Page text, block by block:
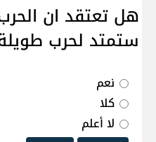
هل تعتقد ان
ستمتد لحرب
نعم
كلا
لا أعلم